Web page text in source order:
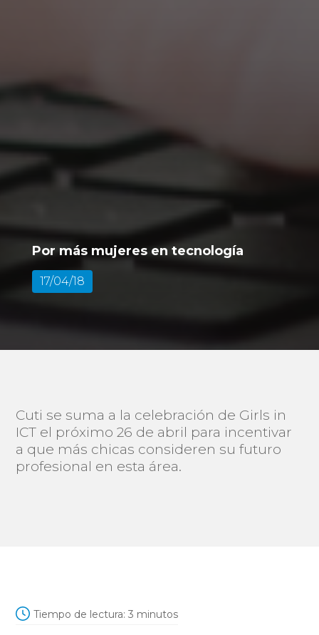
Por más mujeres en tecnología
17/04/18
Cuti se suma a la celebración de Girls in
ICT el próximo 26 de abril para incentivar
a que más chicas consideren su futuro
profesional en esta área.
Tiempo de lectura: 3 minutos